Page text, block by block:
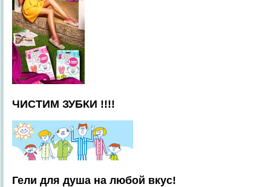
ЧИСТИМ ЗУБКИ !!!!
Гели для душа на любой вкус!